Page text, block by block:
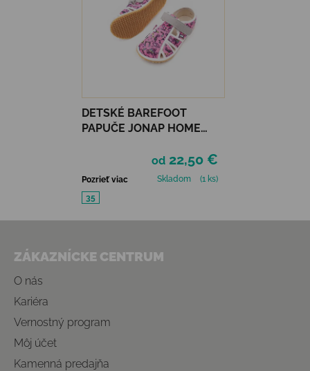
DETSKÉ BAREFOOT
PAPUČE JONAP HOME
od 22,50 €
Pozrieť viac Skladom
(1 ks)
35
ZÁKAZNÍCKE CENTRUM
O nás
Kariéra
Vernostný program
Môj účet
Kamenná predajňa